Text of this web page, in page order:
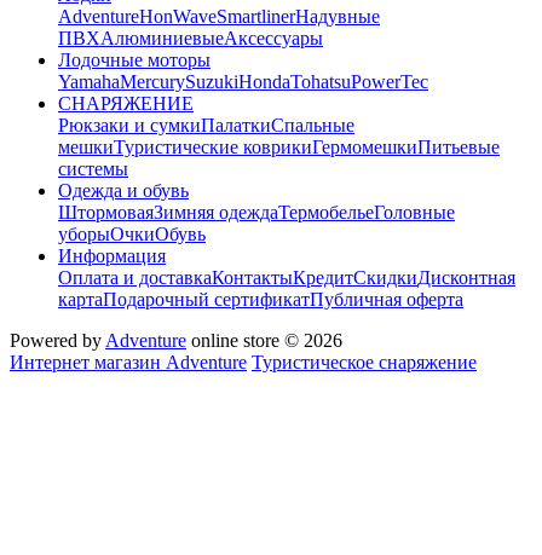
AdventureHonWaveSmartlinerНадувные
ПВХАлюминиевыеАксессуары
Лодочные моторы
YamahaMercurySuzukiHondaTohatsuPowerTec
СНАРЯЖЕНИЕ
Рюкзаки и сумкиПалаткиСпальные
мешкиТуристические коврикиГермомешкиПитьевые
системы
Одежда и обувь
ШтормоваяЗимняя одеждаТермобельеГоловные
уборыОчкиОбувь
Информация
Оплата и доставкаКонтактыКредитСкидкиДисконтная
картаПодарочный сертификатПубличная оферта
Powered by Adventure online store © 2026
Интернет магазин Adventure Туристическое снаряжение